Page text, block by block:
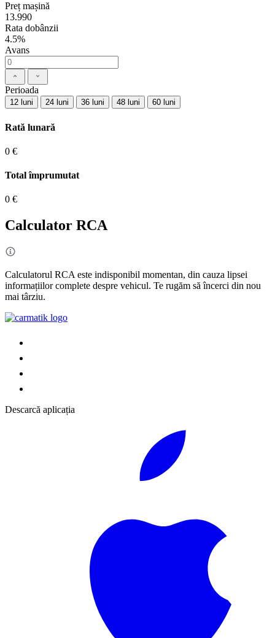
Preț mașină
13.990
Rata dobânzii
4.5%
Avans
Perioada
12 luni 24 luni 36 luni 48 luni 60 luni
Rată lunară
0 €
Total împrumutat
0 €
Calculator RCA
Calculatorul RCA este indisponibil momentan, din cauza lipsei
informațiilor complete despre vehicul. Te rugăm să încerci din nou
mai târziu.
Descarcă aplicația